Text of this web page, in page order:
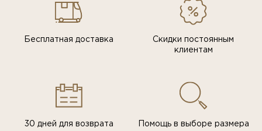
Бесплатная доставка
Скидки постоянным
клиентам
30 дней для возврата Помощь в выборе размера